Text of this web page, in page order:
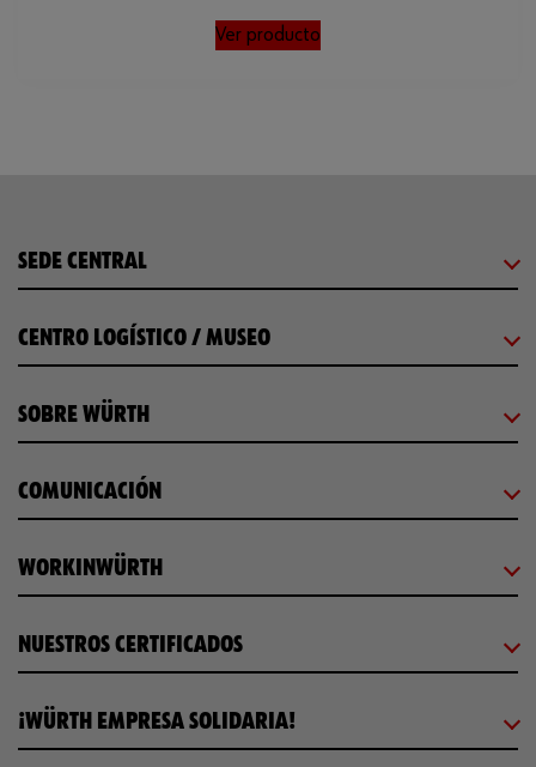
Ver producto
SEDE CENTRAL
CENTRO LOGÍSTICO / MUSEO
SOBRE WÜRTH
COMUNICACIÓN
WORKINWÜRTH
NUESTROS CERTIFICADOS
¡WÜRTH EMPRESA SOLIDARIA!